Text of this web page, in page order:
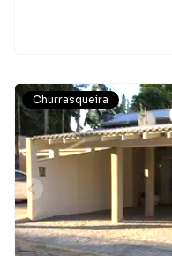
Churrasqueira